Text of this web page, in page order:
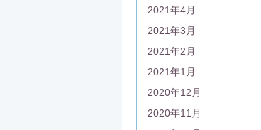
2021年4月
2021年3月
2021年2月
2021年1月
2020年12月
2020年11月